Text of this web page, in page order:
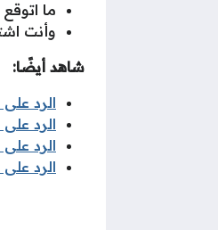
ما
وأنت
شاهد أيضًا:
الرد
الرد
الرد
الرد